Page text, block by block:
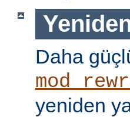
Daha
yeniden